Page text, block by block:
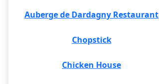
Auberge de Dardagny Restaurant
Chopstick
Chicken House